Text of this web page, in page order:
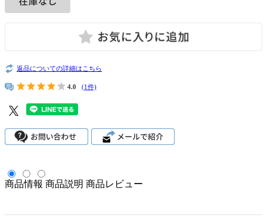
返品についての詳細はこちら
4.0 (1件)
商品情報 商品説明 商品レビュー